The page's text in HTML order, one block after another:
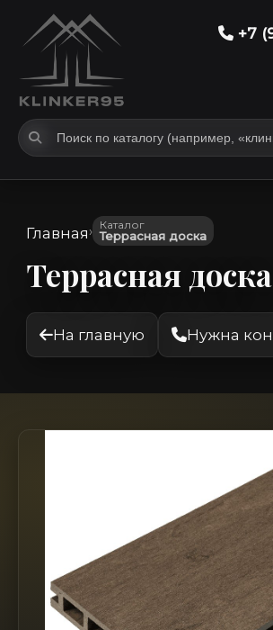
+7
Главная› Каталог
Террасная доска
Террасная доска
На главную Нужна